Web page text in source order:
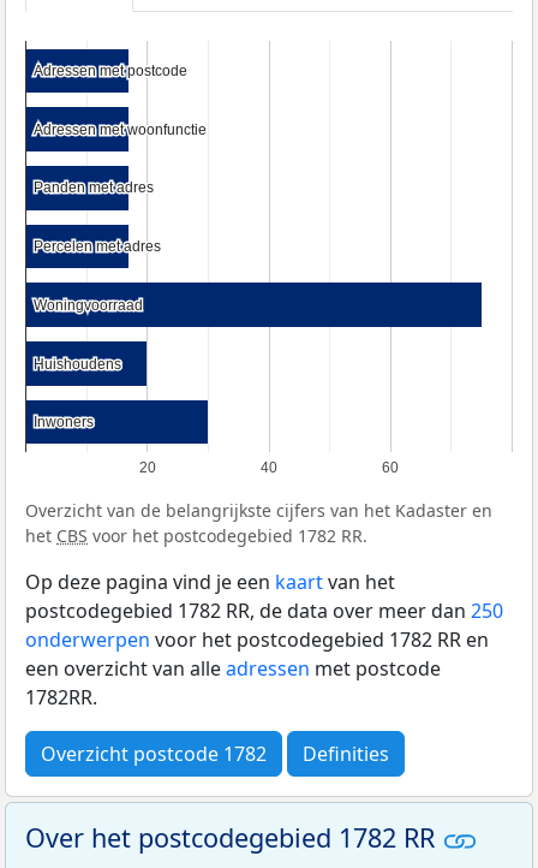
20 40 60
Adressen met postcode
Adressen met postcode
Adressen met woonfunctie
Adressen met woonfunctie
Panden met adres
Panden met adres
Percelen met adres
Percelen met adres
Woningvoorraad
Woningvoorraad
Huishoudens
Huishoudens
Inwoners
Inwoners
Overzicht van de belangrijkste cijfers van het Kadaster en
het CBS voor het postcodegebied 1782 RR.
Op deze pagina vind je een kaartvan het
postcodegebied 1782 RR, de data over meer dan 250
onderwerpen voor het postcodegebied 1782 RR en
een overzicht van alleadressen met postcode
1782RR.
Overzicht postcode 1782 Definities
Over het postcodegebied 1782 RR